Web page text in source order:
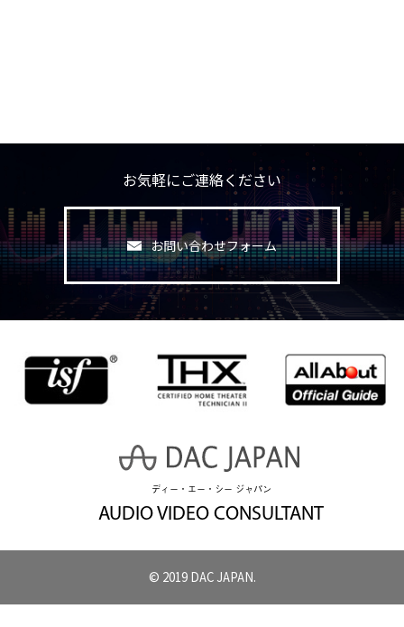
お気軽にご連絡ください
お問い合わせフォーム
ディー・エー・シー ジャパン
AUDIO VIDEO CONSULTANT
© 2019 DAC JAPAN.